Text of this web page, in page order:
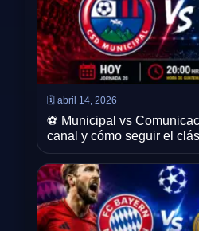
🗓️ abril 14, 2026
⚽ Municipal vs
canal y cómo seguir el